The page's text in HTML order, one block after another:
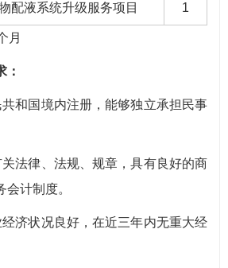
配液系统升级服务项目 1
月
：
国境内注册，能够独立承担民事
律、法规、规章，具有良好的商
计制度。
状况良好，在近三年内无重大经